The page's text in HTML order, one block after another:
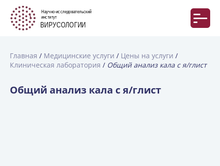
Главная Медицинские услуги
Цены на услуги
Клиническая лаборатория
Общий анализ кала с я/глист
Общий анализ кала с я/глист